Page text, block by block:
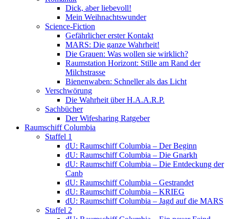
Dick, aber liebevoll!
Mein Weihnachtswunder
Science-Fiction
Gefährlicher erster Kontakt
MARS: Die ganze Wahrheit!
Die Grauen: Was wollen sie wirklich?
Raumstation Horizont: Stille am Rand der
Milchstrasse
Bienenwaben: Schneller als das Licht
Verschwörung
Die Wahrheit über H.A.A.R.P.
Sachbücher
Der Wifesharing Ratgeber
Raumschiff Columbia
Staffel 1
dU: Raumschiff Columbia – Der Beginn
dU: Raumschiff Columbia – Die Gnarkh
dU: Raumschiff Columbia – Die Entdeckung der
Canb
dU: Raumschiff Columbia – Gestrandet
dU: Raumschiff Columbia – KRIEG
dU: Raumschiff Columbia – Jagd auf die MARS
Staffel 2